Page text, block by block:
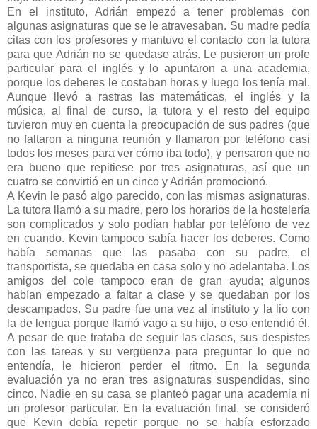
En el instituto, Adrián empezó a tener problemas con
algunas asignaturas que se le atravesaban. Su madre pedía
citas con los profesores y mantuvo el contacto con la tutora
para que Adrián no se quedase atrás. Le pusieron un profe
particular para el inglés y lo apuntaron a una academia,
porque los deberes le costaban horas y luego los tenía mal.
Aunque llevó a rastras las matemáticas, el inglés y la
música, al final de curso, la tutora y el resto del equipo
tuvieron muy en cuenta la preocupación de sus padres (que
no faltaron a ninguna reunión y llamaron por teléfono casi
todos los meses para ver cómo iba todo), y pensaron que no
era bueno que repitiese por tres asignaturas, así que un
cuatro se convirtió en un cinco y Adrián promocionó.
A Kevin le pasó algo parecido, con las mismas asignaturas.
La tutora llamó a su madre, pero los horarios de la hostelería
son complicados y solo podían hablar por teléfono de vez
en cuando. Kevin tampoco sabía hacer los deberes. Como
había semanas que las pasaba con su padre, el
transportista, se quedaba en casa solo y no adelantaba. Los
amigos del cole tampoco eran de gran ayuda; algunos
habían empezado a faltar a clase y se quedaban por los
descampados. Su padre fue una vez al instituto y la lio con
la de lengua porque llamó vago a su hijo, o eso entendió él.
A pesar de que trataba de seguir las clases, sus despistes
con las tareas y su vergüenza para preguntar lo que no
entendía, le hicieron perder el ritmo. En la segunda
evaluación ya no eran tres asignaturas suspendidas, sino
cinco. Nadie en su casa se planteó pagar una academia ni
un profesor particular. En la evaluación final, se consideró
que Kevin debía repetir porque no se había esforzado